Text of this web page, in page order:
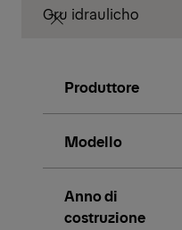
Gru idraulicho
Produttore
Modello
Anno di
costruzione